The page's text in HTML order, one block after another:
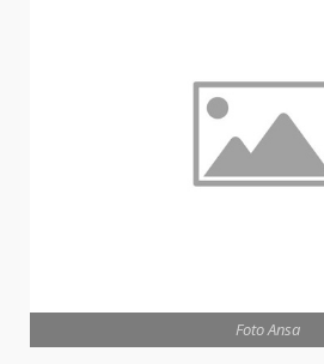
Foto Ansa